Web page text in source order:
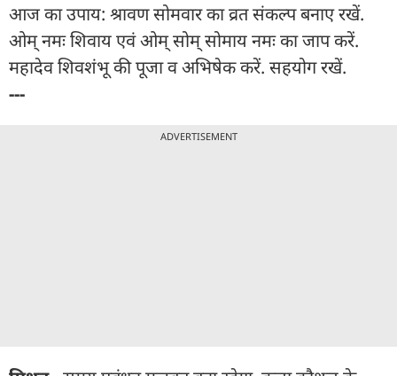
आज का उपाय: श्रावण सोमवार का व्रत संकल्प बनाए रखें.
ओम् नमः शिवाय एवं ओम् सोम् सोमाय नमः का जाप करें.
महादेव शिवशंभू की पूजा व अभिषेक करें. सहयोग रखें.
---
ADVERTISEMENT